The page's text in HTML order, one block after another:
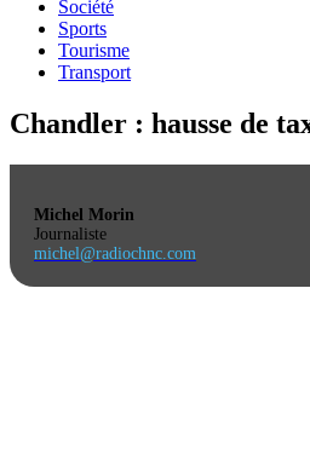
Société
Sports
Tourisme
Transport
Chandler : hausse de
Michel Morin
Journaliste
michel@radiochnc.com